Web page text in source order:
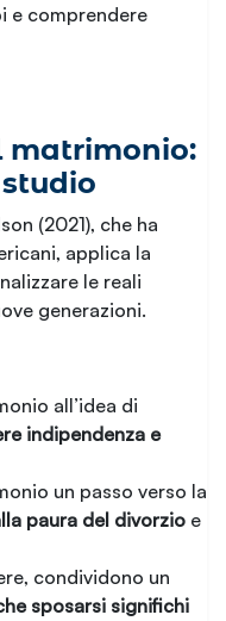
e comprendere
matrimonio:
(2021), che ha
applica la
le reali
generazioni.
all’idea di
indipendenza e
un passo verso la
paura del divorzio e
condividono un
sposarsi significhi